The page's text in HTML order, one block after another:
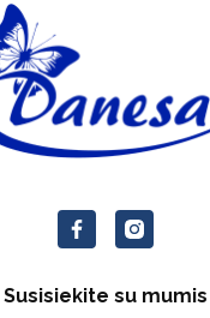
Susisiekite su mumis